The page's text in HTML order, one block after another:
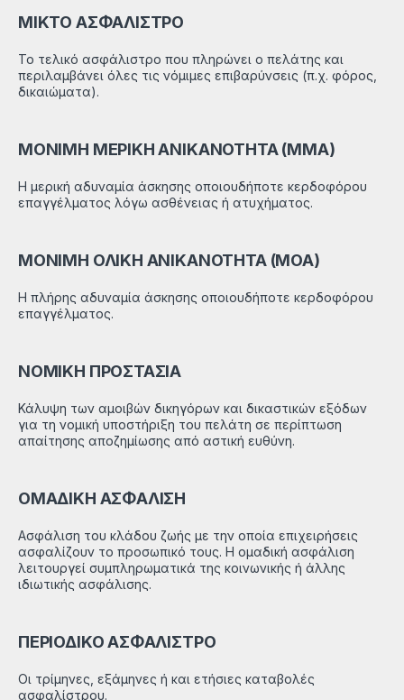
ΜΙΚΤΟ ΑΣΦΑΛΙΣΤΡΟ
Το τελικό ασφάλιστρο που πληρώνει ο πελάτης και
περιλαμβάνει όλες τις νόμιμες επιβαρύνσεις (π.χ. φόρος,
δικαιώματα).
ΜΟΝΙΜΗ ΜΕΡΙΚΗ ΑΝΙΚΑΝΟΤΗΤΑ (ΜΜΑ)
Η μερική αδυναμία άσκησης οποιουδήποτε κερδοφόρου
επαγγέλματος λόγω ασθένειας ή ατυχήματος.
ΜΟΝΙΜΗ ΟΛΙΚΗ ΑΝΙΚΑΝΟΤΗΤΑ (ΜΟΑ)
Η πλήρης αδυναμία άσκησης οποιουδήποτε κερδοφόρου
επαγγέλματος.
ΝΟΜΙΚΗ ΠΡΟΣΤΑΣΙΑ
Κάλυψη των αμοιβών δικηγόρων και δικαστικών εξόδων
για τη νομική υποστήριξη του πελάτη σε περίπτωση
απαίτησης αποζημίωσης από αστική ευθύνη.
ΟΜΑΔΙΚΗ ΑΣΦΑΛΙΣΗ
Ασφάλιση του κλάδου ζωής με την οποία επιχειρήσεις
ασφαλίζουν το προσωπικό τους. Η ομαδική ασφάλιση
λειτουργεί συμπληρωματικά της κοινωνικής ή άλλης
ιδιωτικής ασφάλισης.
ΠΕΡΙΟΔΙΚΟ ΑΣΦΑΛΙΣΤΡΟ
Οι τρίμηνες, εξάμηνες ή και ετήσιες καταβολές
ασφαλίστρου.